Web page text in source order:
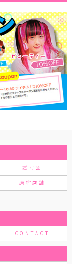
試写会
原宿店舗
CONTACT